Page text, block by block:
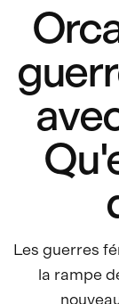
Les guerres
la rampe